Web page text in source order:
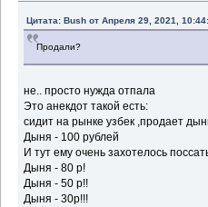
Цитата: Bush от Апреля 29, 2021,
Продали?
не.. просто нужда отпала
Это анекдот такой есть:
сидит на рынке узбек ,продает
Дыня - 100 рублей
И тут ему очень захотелось
Дыня - 80 р!
Дыня - 50 р!!
Дыня - 30р!!!